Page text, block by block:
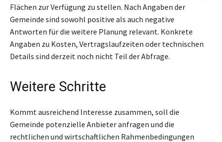
Flächen zur Verfügung zu stellen. Nach Angaben der
Gemeinde sind sowohl positive als auch negative
Antworten für die weitere Planung relevant. Konkrete
Angaben zu Kosten, Vertragslaufzeiten oder technischen
Details sind derzeit noch nicht Teil der Abfrage.
Weitere Schritte
Kommt ausreichend Interesse zusammen, soll die
Gemeinde potenzielle Anbieter anfragen und die
rechtlichen und wirtschaftlichen Rahmenbedingungen